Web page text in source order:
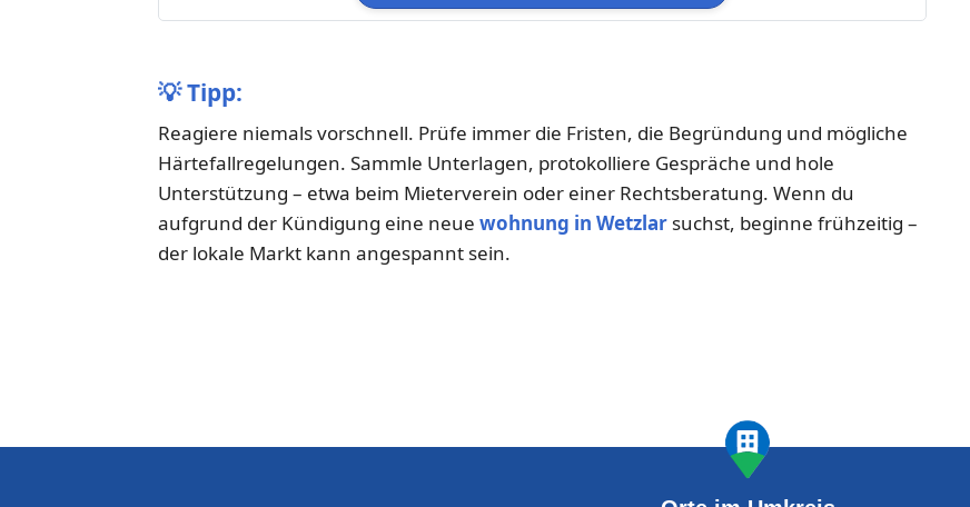
💡Tipp:
Reagiere niemals vorschnell. Prüfe immer die Fristen, die Begründung und mögliche
Härtefallregelungen. Sammle Unterlagen, protokolliere Gespräche und hole
Unterstützung – etwa beim Mieterverein oder einer Rechtsberatung. Wenn du
aufgrund der Kündigung eine neue wohnung in Wetzlar suchst, beginne frühzeitig –
der lokale Markt kann angespannt sein.